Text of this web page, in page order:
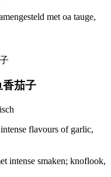
met oa tauge,
香茄子
flavours of garlic,
intense smaken; knoflook,